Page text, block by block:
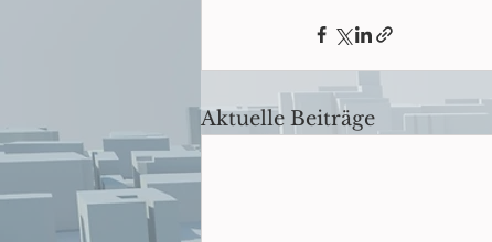
Aktuelle Beiträge